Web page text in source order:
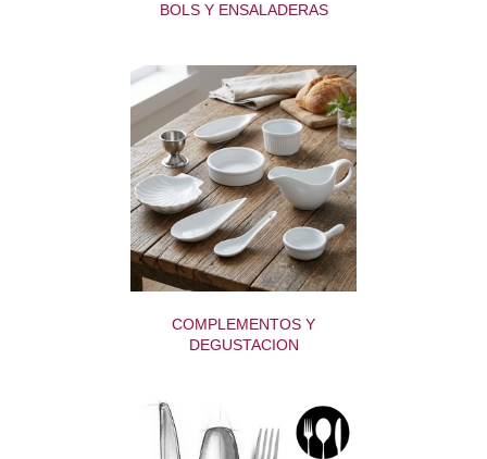
BOLS Y ENSALADERAS
COMPLEMENTOS Y
DEGUSTACION